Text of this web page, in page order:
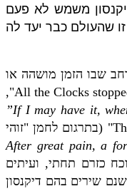
משמש לא פעם
שהעולם כבר יעד לה
שבו הזמן מושהה או
"All the Clocks
,
”If I may have it,
(בתרגום לחמן "זוהי
After great pain, a
כזרם תחתי, ועיתים
שירים בהם דיקנסון